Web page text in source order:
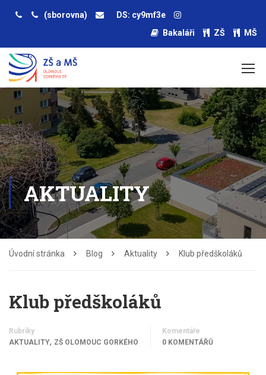
(sborovna)
DS: cy9mf3e
Bakaláři
ZŠ MŠ
AKTUALITY
Úvodní stránka Blog Aktuality Klub předškoláků
Klub předškoláků
Rubriky
AKTUALITY, ZŠ OLOMOUC GORKÉHO
Komentáře
0 KOMENTÁŘŮ